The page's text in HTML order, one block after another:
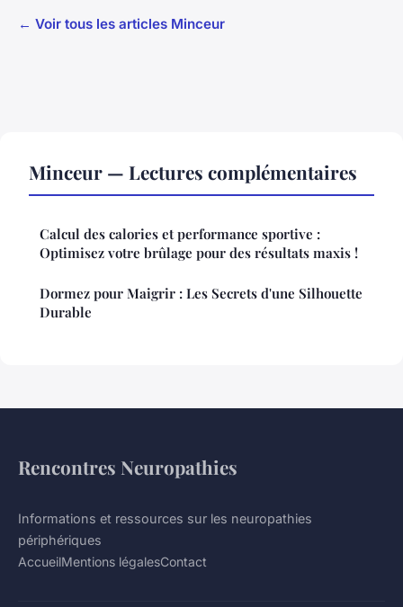
← Voir tous les articles Minceur
Minceur — Lectures complémentaires
Calcul des calories et performance sportive :
Optimisez votre brûlage pour des résultats maxis !
Dormez pour Maigrir : Les Secrets d'une Silhouette
Durable
Rencontres Neuropathies
Informations et ressources sur les neuropathies
périphériques
AccueilMentions légalesContact